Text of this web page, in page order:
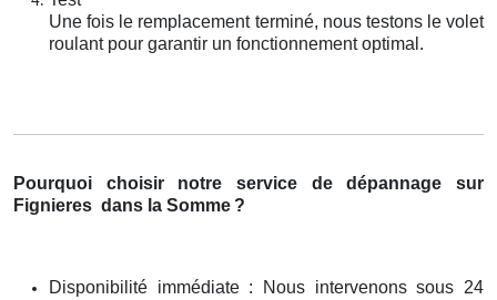
Une fois le remplacement terminé, nous testons le volet
roulant pour garantir un fonctionnement optimal.
Pourquoi choisir notre service de dépannage sur
Fignieres dans la Somme ?
Disponibilité immédiate : Nous intervenons sous 24